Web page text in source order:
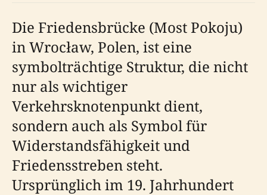
Die Friedensbrücke (Most Pokoju)
in Wrocław, Polen, ist eine
symbolträchtige Struktur, die nicht
nur als wichtiger
Verkehrsknotenpunkt dient,
sondern auch als Symbol für
Widerstandsfähigkeit und
Friedensstreben steht.
Ursprünglich im 19. Jahrhundert